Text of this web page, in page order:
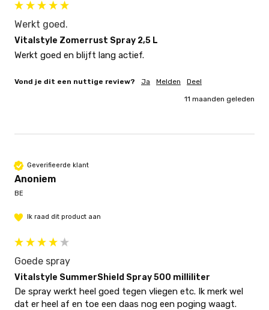
Werkt goed.
Vitalstyle Zomerrust Spray 2,5 L
Werkt goed en blijft lang actief.
Vond je dit een nuttige review? Ja Melden Deel
11 maanden geleden
Geverifieerde klant
Anoniem
BE
Ik raad dit product aan
Goede spray
Vitalstyle SummerShield Spray 500 milliliter
De spray werkt heel goed tegen vliegen etc. Ik merk wel
dat er heel af en toe een daas nog een poging waagt.